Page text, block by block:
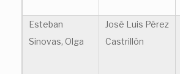
Esteban
Sinovas, Olga
José Luis Pérez
Castrillón